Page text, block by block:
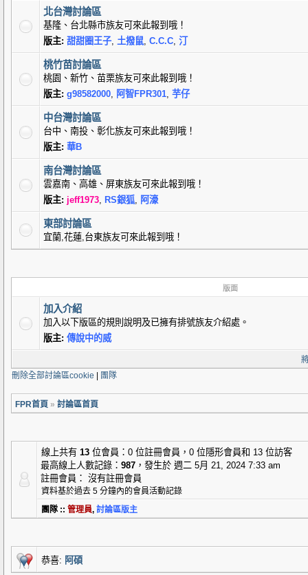
北台灣討論區
基隆、台北縣市族友可來此報到哦！
版主: 甜甜圈王子, 土撥鼠, C.C.C, 汀
桃竹苗討論區
桃園、新竹、苗栗族友可來此報到哦！
版主: g98582000, 阿智FPR301, 芋仔
中台灣討論區
台中、南投、彰化族友可來此報到哦！
版主: 華B
南台灣討論區
雲嘉南、高雄、屏東族友可來此報到哦！
版主: jeff1973, RS銀狐, 阿濠
東部討論區
宜蘭,花蓮,台東族友可來此報到哦！
版面
加入介紹
加入以下版區的規則說明及已擁有排號族友介紹處。
版主: 傳說中的威
刪除全部討論區cookie
團隊
FPR首頁 » 討論區首頁
線上共有 13 位會員：0 位註冊會員，0 位隱形會員和 13 位訪客
最高線上人數記錄： 987 ，發生於 週二 5月 21, 2024 7:33 am
註冊會員： 沒有註冊會員
資料基於過去 5 分鐘內的會員活動記錄
團隊 :: 管理員, 討論區版主
恭喜: 阿碩